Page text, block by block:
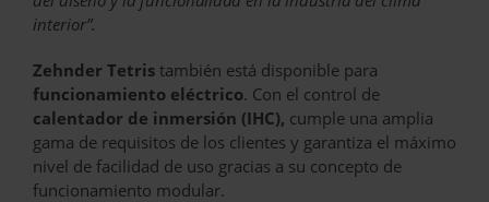
interior”.
Zehnder Tetris también está disponible para
funcionamiento eléctrico. Con el control de
calentador de inmersión (IHC), cumple una amplia
gama de requisitos de los clientes y garantiza el máximo
nivel de facilidad de uso gracias a su concepto de
funcionamiento modular.